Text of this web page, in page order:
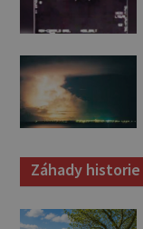
Záhady historie